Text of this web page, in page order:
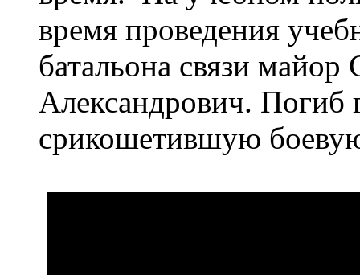
время проведения
батальона связи
Александрович. Погиб
срикошетившую